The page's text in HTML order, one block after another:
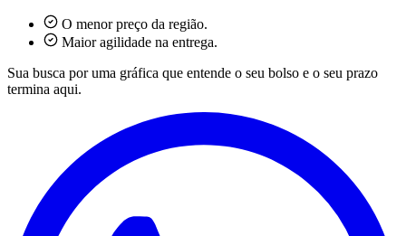
O menor preço da região.
Maior agilidade na entrega.
Sua busca por uma gráfica que entende o seu bolso e o seu prazo
termina aqui.